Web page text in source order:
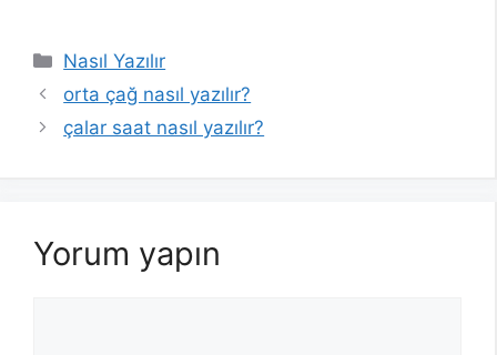
Kategoriler
Nasıl Yazılır
orta çağ nasıl yazılır?
çalar saat nasıl yazılır?
Yorum yapın